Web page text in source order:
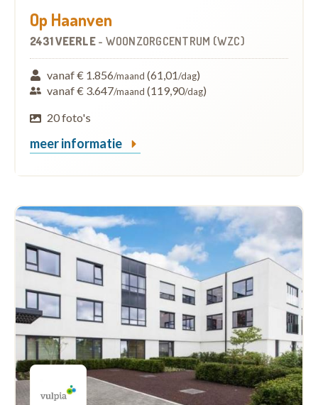
Op Haanven
2431 VEERLE - WOONZORGCENTRUM (WZC)
vanaf € 1.856/maand (61,01/dag)
vanaf € 3.647/maand (119,90/dag)
20 foto's
meer informatie